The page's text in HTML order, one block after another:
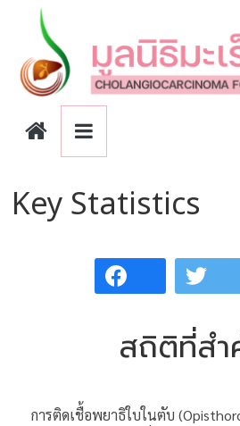
content
CCA
Foundation
Key Statistics
สถิติที่ส
การติดเชื้อพยาธิใบในตับ